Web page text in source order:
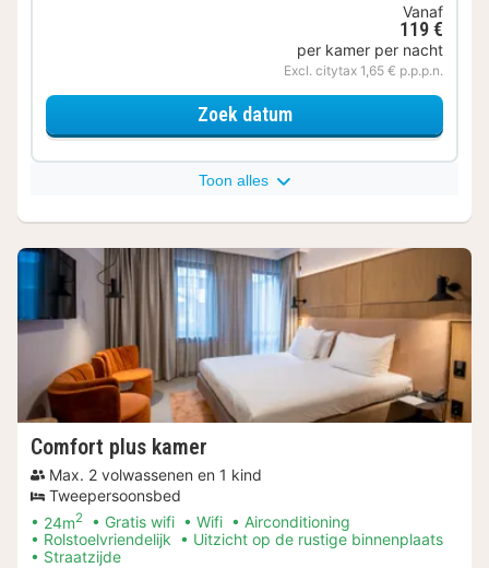
Vanaf
119 €
per kamer per nacht
Excl. citytax 1,65 € p.p.p.n.
Zoek datumvoor Comfort Twin
Toon alles
Comfort plus kamer
Max. 2 volwassenen en 1 kind
Tweepersoonsbed
24m2 Gratis wifi Wifi
Airconditioning
Rolstoelvriendelijk
Uitzicht op de rustige binnenplaats
Straatzijde